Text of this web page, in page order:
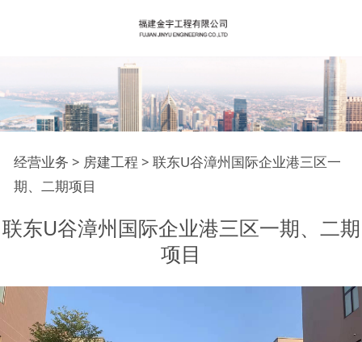
联东U谷漳州国际企业
港三区一期、二期项目
经营业务 > 房建工程 > 联东U谷漳州国际企业港三区一
期、二期项目
联东U谷漳州国际企业港三区一期、二期
项目